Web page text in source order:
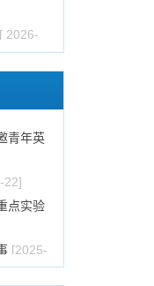
[ 2026-
公告
02 ]
青年英
22]
点实验
[2025-